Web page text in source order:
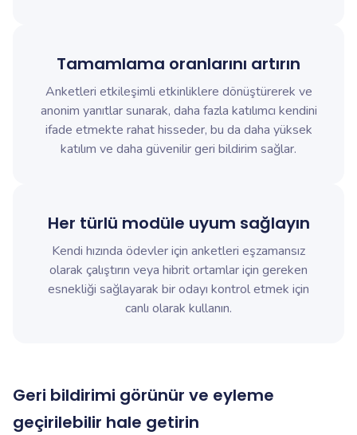
Tamamlama oranlarını artırın
Anketleri etkileşimli etkinliklere dönüştürerek ve
anonim yanıtlar sunarak, daha fazla katılımcı kendini
ifade etmekte rahat hisseder, bu da daha yüksek
katılım ve daha güvenilir geri bildirim sağlar.
Her türlü modüle uyum sağlayın
Kendi hızında ödevler için anketleri eşzamansız
olarak çalıştırın veya hibrit ortamlar için gereken
esnekliği sağlayarak bir odayı kontrol etmek için
canlı olarak kullanın.
Geri bildirimi görünür ve eyleme
geçirilebilir hale getirin